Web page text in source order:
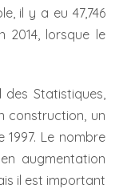
il y a eu 47,746
2014, lorsque le
Statistiques,
construction, un
Le nombre
augmentation
il est important